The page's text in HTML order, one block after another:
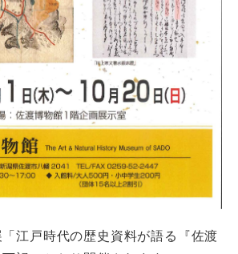
江戸時代の歴史資料が語る『佐渡